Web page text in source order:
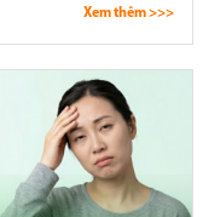
Xem thêm >>>